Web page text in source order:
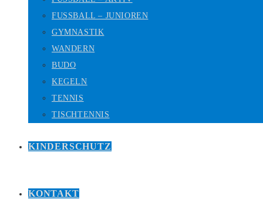
FUSSBALL – JUNIOREN
GYMNASTIK
WANDERN
BUDO
KEGELN
TENNIS
TISCHTENNIS
KINDERSCHUTZ
KONTAKT